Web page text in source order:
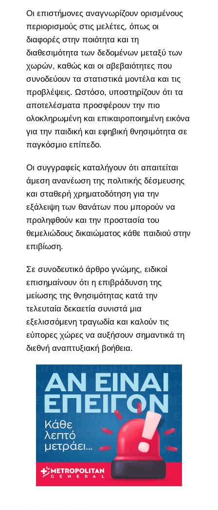
Οι επιστήμονες αναγνωρίζουν ορισμένους
περιορισμούς στις μελέτες, όπως οι
διαφορές στην ποιότητα και τη
διαθεσιμότητα των δεδομένων μεταξύ των
χωρών, καθώς και οι αβεβαιότητες που
συνοδεύουν τα στατιστικά μοντέλα και τις
προβλέψεις. Ωστόσο, υποστηρίζουν ότι τα
αποτελέσματα προσφέρουν την πιο
ολοκληρωμένη και επικαιροποιημένη εικόνα
για την παιδική και εφηβική θνησιμότητα σε
παγκόσμιο επίπεδο.
Οι συγγραφείς καταλήγουν ότι απαιτείται
άμεση ανανέωση της πολιτικής δέσμευσης
και σταθερή χρηματοδότηση για την
εξάλειψη των θανάτων που μπορούν να
προληφθούν και την προστασία του
θεμελιώδους δικαιώματος κάθε παιδιού στην
επιβίωση.
Σε συνοδευτικό άρθρο γνώμης, ειδικοί
επισημαίνουν ότι η επιβράδυνση της
μείωσης της θνησιμότητας κατά την
τελευταία δεκαετία συνιστά μια
εξελισσόμενη τραγωδία και καλούν τις
εύπορες χώρες να αυξήσουν σημαντικά τη
διεθνή αναπτυξιακή βοήθεια.